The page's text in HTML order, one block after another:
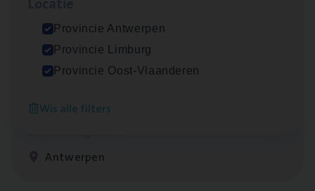
Provincie Antwerpen
Provincie Limburg
Provincie Oost-Vlaanderen
Wis alle filters
Insurance Operations
Beveren
Insu­ran­ce Bro­ker
Antwerpen